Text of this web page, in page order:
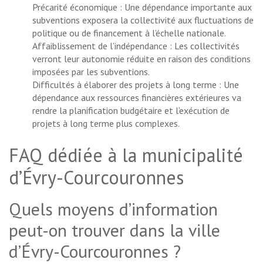
Précarité économique : Une dépendance importante aux
subventions exposera la collectivité aux fluctuations de
politique ou de financement à l’échelle nationale.
Affaiblissement de l’indépendance : Les collectivités
verront leur autonomie réduite en raison des conditions
imposées par les subventions.
Difficultés à élaborer des projets à long terme : Une
dépendance aux ressources financières extérieures va
rendre la planification budgétaire et l’exécution de
projets à long terme plus complexes.
FAQ dédiée à la municipalité
d’Évry-Courcouronnes
Quels moyens d’information
peut-on trouver dans la ville
d’Évry-Courcouronnes ?